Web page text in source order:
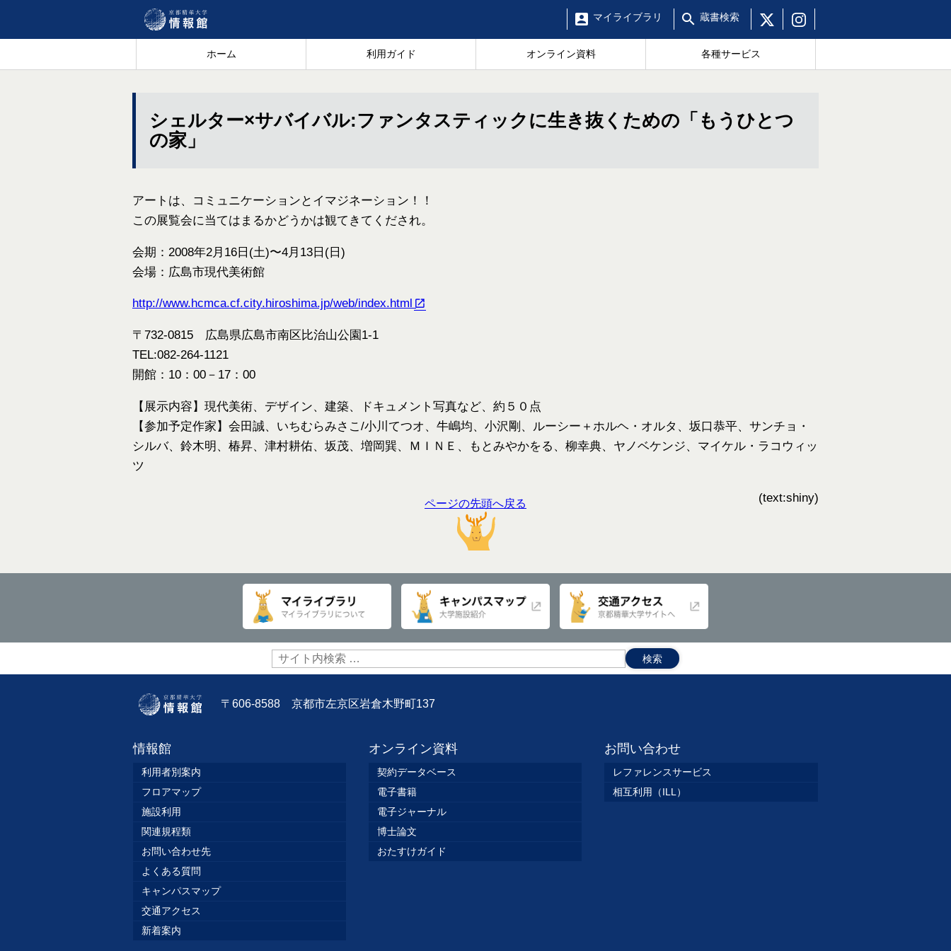
マイライブラリ 蔵書検索
ホーム 利用ガイド オンライン資料 各種サービス
シェルター×サバイバル:ファンタスティックに生き抜くための「もうひとつ
の家」
アートは、コミュニケーションとイマジネーション！！
この展覧会に当てはまるかどうかは観てきてくだされ。
会期：2008年2月16日(土)〜4月13日(日)
会場：広島市現代美術館
http://www.hcmca.cf.city.hiroshima.jp/web/index.html
〒732-0815 広島県広島市南区比治山公園1-1
TEL:082-264-1121
開館：10：00－17：00
【展示内容】現代美術、デザイン、建築、ドキュメント写真など、約５０点
【参加予定作家】会田誠、いちむらみさこ/小川てつオ、牛嶋均、小沢剛、ルーシー＋ホルヘ・オルタ、坂口恭平、サンチョ・
シルバ、鈴木明、椿昇、津村耕佑、坂茂、増岡巽、ＭＩＮＥ、もとみやかをる、柳幸典、ヤノベケンジ、マイケル・ラコウィッ
ツ
(text:shiny)
ページの先頭へ戻る
サ
イ
ト
検
〒606-8588 京都市左京区岩倉木野町137
情報館
利用者別案内
フロアマップ
施設利用
関連規程類
お問い合わせ先
よくある質問
キャンパスマップ
交通アクセス
新着案内
オンライン資料
契約データベース
電子書籍
電子ジャーナル
博士論文
おたすけガイド
お問い合わせ
レファレンスサービス
相互利用（ILL）